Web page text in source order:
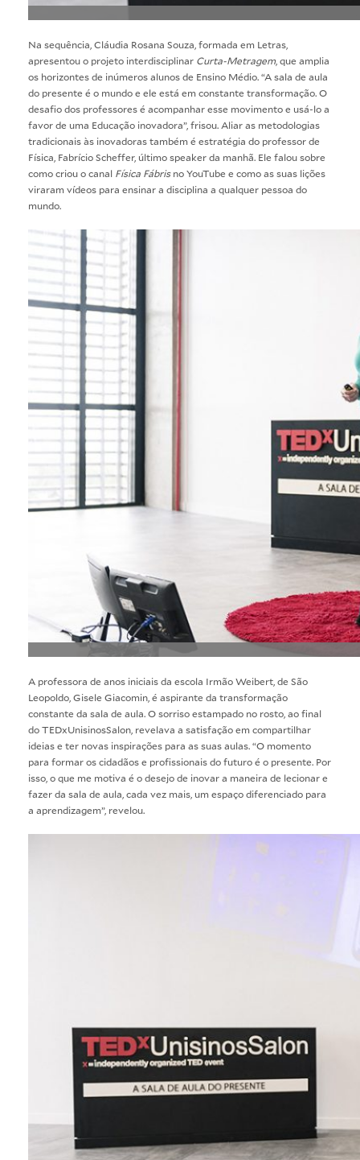
Na sequência, Cláudia Rosana Souza, formada em Letras,
apresentou o projeto interdisciplinar Curta-Metragem, que amplia
os horizontes de inúmeros alunos de Ensino Médio. “A sala de aula
do presente é o mundo e ele está em constante transformação. O
desafio dos professores é acompanhar esse movimento e usá-lo a
favor de uma Educação inovadora”, frisou. Aliar as metodologias
tradicionais às inovadoras também é estratégia do professor de
Física, Fabrício Scheffer, último speaker da manhã. Ele falou sobre
como criou o canal Física Fábrisno YouTube e como as suas lições
viraram vídeos para ensinar a disciplina a qualquer pessoa do
mundo.
A professora de anos iniciais da escola Irmão Weibert, de São
Leopoldo, Gisele Giacomin, é aspirante da transformação
constante da sala de aula. O sorriso estampado no rosto, ao final
do TEDxUnisinosSalon, revelava a satisfação em compartilhar
ideias e ter novas inspirações para as suas aulas. “O momento
para formar os cidadãos e profissionais do futuro é o presente. Por
isso, o que me motiva é o desejo de inovar a maneira de lecionar e
fazer da sala de aula, cada vez mais, um espaço diferenciado para
a aprendizagem”, revelou.